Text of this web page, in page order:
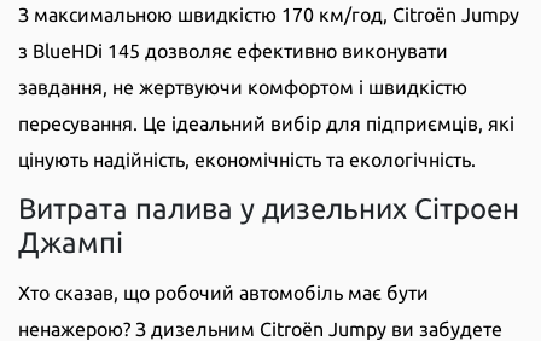
З максимальною швидкістю 170 км/год, Citroën Jumpy
з BlueHDi 145 дозволяє ефективно виконувати
завдання, не жертвуючи комфортом і швидкістю
пересування. Це ідеальний вибір для підприємців, які
цінують надійність, економічність та екологічність.
Витрата палива у дизельних Сітроен
Джампі
Хто сказав, що робочий автомобіль має бути
ненажерою? З дизельним Citroën Jumpy ви забудете